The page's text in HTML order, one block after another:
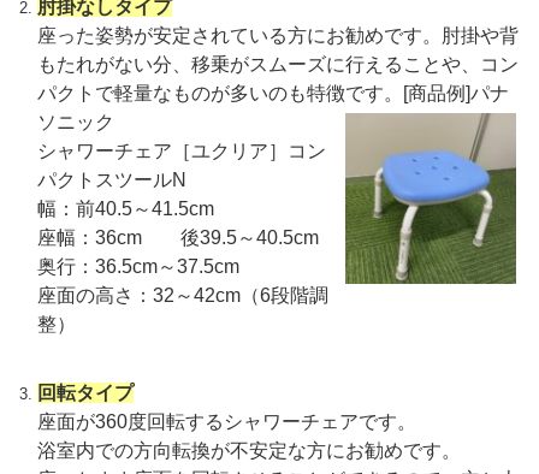
肘掛なしタイプ
座った姿勢が安定されている方にお勧めです。肘掛や背
もたれがない分、移乗がスムーズに行えることや、コン
パクトで軽量なものが多いのも特徴です。
[商品例]パナ
ソニック
シャワーチェア［ユクリア］コン
パクトスツールN
幅：前40.5～41.5cm
座幅：36cm 後39.5～40.5cm
奥行：36.5cm～37.5cm
座面の高さ：32～42cm（6段階調
整）
回転タイプ
座面が360度回転するシャワーチェアです。
浴室内での方向転換が不安定な方にお勧めです。